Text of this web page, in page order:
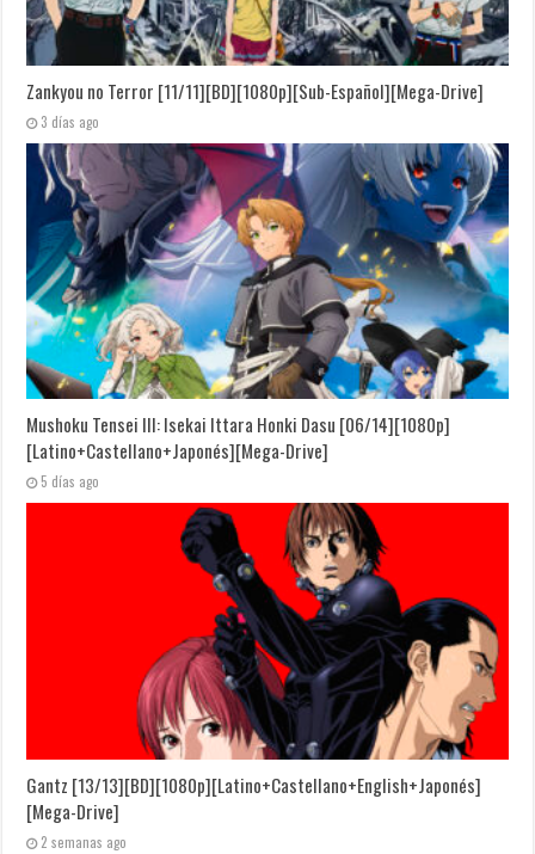
Zankyou no Terror [11/11][BD][1080p][Sub-Español][Mega-Drive]
3 días ago
Mushoku Tensei III: Isekai Ittara Honki Dasu [06/14][1080p]
[Latino+Castellano+Japonés][Mega-Drive]
5 días ago
Gantz [13/13][BD][1080p][Latino+Castellano+English+Japonés]
[Mega-Drive]
2 semanas ago